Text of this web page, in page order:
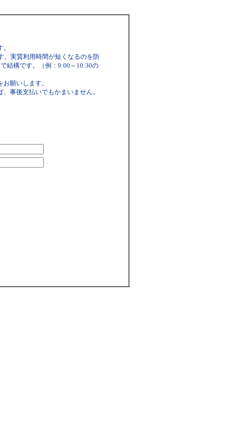
。実質利用時間が短くなるのを防
結構です。（例：9:00～10:30の
願いします。
事後支払いでもかまいません。